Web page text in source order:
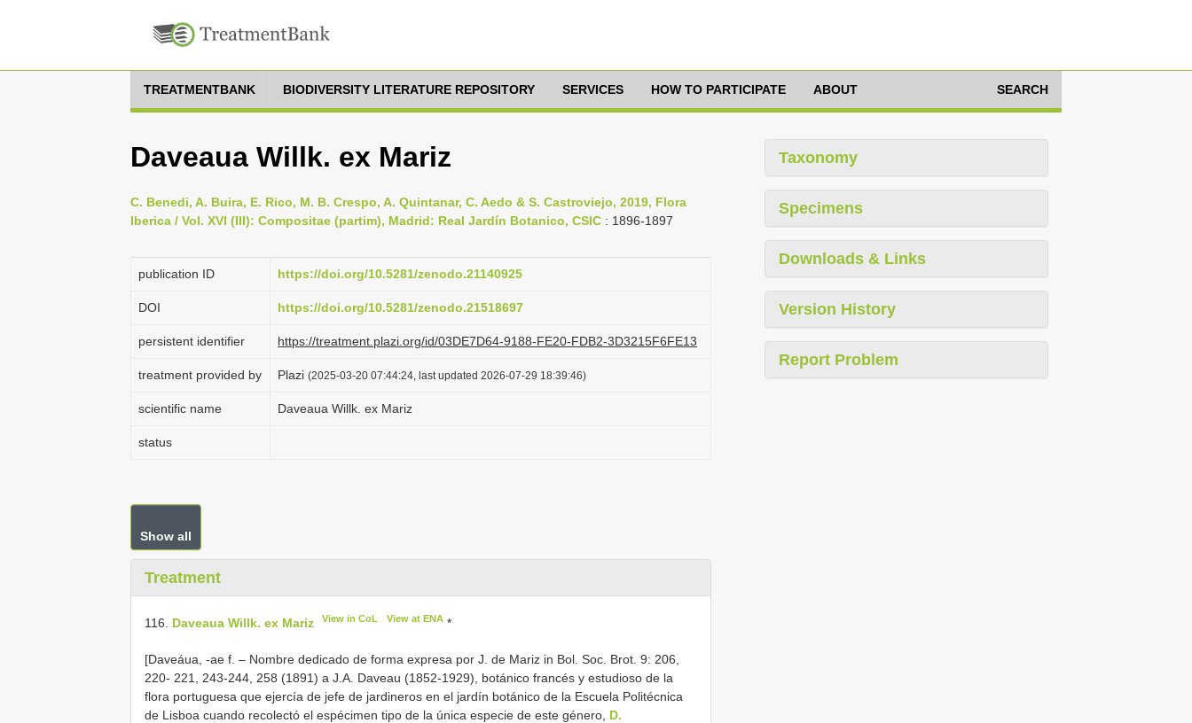
TREATMENTBANK BIODIVERSITY LITERATURE REPOSITORY SERVICES HOW TO PARTICIPATE ABOUT SEARCH
Daveaua Willk. ex Mariz
C. Benedi, A. Buira, E. Rico, M. B. Crespo, A. Quintanar, C. Aedo & S. Castroviejo, 2019, Flora
Iberica / Vol. XVI (III): Compositae (partim), Madrid: Real Jardín Botanico, CSIC : 1896-1897
publication ID https://doi.org/10.5281/zenodo.21140925
DOI https://doi.org/10.5281/zenodo.21518697
persistent identifier https://treatment.plazi.org/id/03DE7D64-9188-FE20-FDB2-3D3215F6FE13
treatment provided by Plazi (2025-03-20 07:44:24, last updated 2026-07-29 18:39:46)
scientific name Daveaua Willk. ex Mariz
status
Show all
Treatment
116. Daveaua Willk. ex Mariz View in CoL View at ENA*
[Daveáua, -ae f. ‒ Nombre dedicado de forma expresa por J. de Mariz in Bol. Soc. Brot. 9: 206,
220- 221, 243-244, 258 (1891) a J.A. Daveau (1852-1929), botánico francés y estudioso de la
flora portuguesa que ejercía de jefe de jardineros en el jardín botánico de la Escuela Politécnica
de Lisboa cuando recolectó el espécimen tipo de la única especie de este género, D.
Taxonomy
Specimens
Downloads & Links
Version History
Report Problem